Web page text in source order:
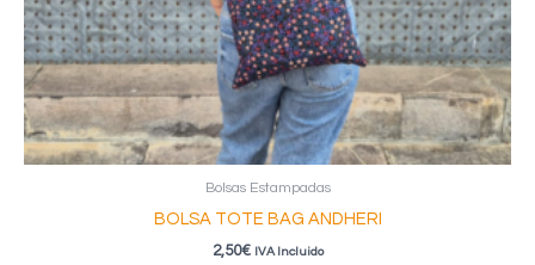
Bolsas Estampadas
BOLSA TOTE BAG ANDHERI
2,50€ IVA Incluido